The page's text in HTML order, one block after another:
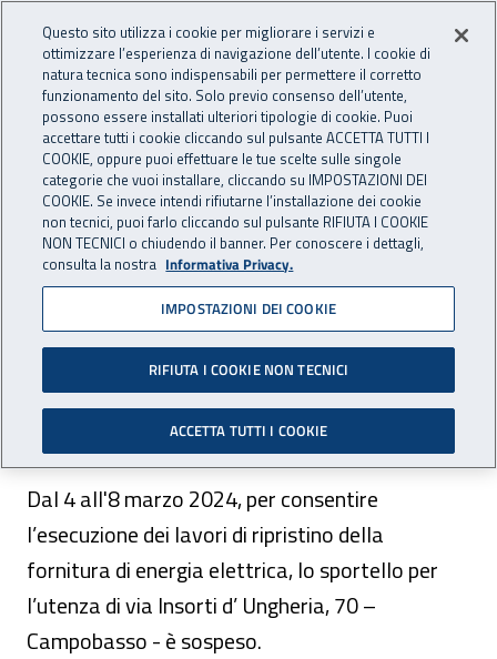
INAIL - Istituto Nazionale
Apri cerca
Navigazione principale
Navigazione - Ti trovi in:
Home Inail comunica Avvisi
Dr Molise - sede locale di
Campobasso: chiusura
sportello per l'utenza
Chiuso lo sportello per l'utenza della sede locale
di Campobasso dal 4 all'8 marzo 2024.
Dal 4 all'8 marzo 2024, per consentire
l’esecuzione dei lavori di ripristino della
fornitura di energia elettrica, lo sportello per
l’utenza di via Insorti d’ Ungheria, 70 –
Campobasso - è sospeso.
Questo sito utilizza i cookie per migliorare i servizi e
ottimizzare l’esperienza di navigazione dell’utente. I cookie di
natura tecnica sono indispensabili per permettere il corretto
funzionamento del sito. Solo previo consenso dell’utente,
possono essere installati ulteriori tipologie di cookie. Puoi
accettare tutti i cookie cliccando sul pulsante ACCETTA TUTTI I
COOKIE, oppure puoi effettuare le tue scelte sulle singole
categorie che vuoi installare, cliccando su IMPOSTAZIONI DEI
COOKIE. Se invece intendi rifiutarne l’installazione dei cookie
non tecnici, puoi farlo cliccando sul pulsante RIFIUTA I COOKIE
NON TECNICI o chiudendo il banner. Per conoscere i dettagli,
consulta la nostra Informativa Privacy.
IMPOSTAZIONI DEI COOKIE
RIFIUTA I COOKIE NON TECNICI
ACCETTA TUTTI I COOKIE